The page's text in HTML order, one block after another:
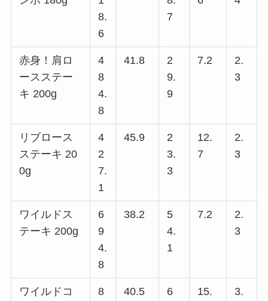
8.
6
7
赤身！肩ロ
ースステー
キ 200g
4
8
4.
8
41.8
2
9.
9
7.2
2.
3
リブロース
ステーキ 20
0g
4
2
7.
1
45.9
2
3.
3
12.
7
2.
3
ワイルドス
テーキ 200g
6
9
4.
8
38.2
5
4.
1
7.2
2.
3
ワイルドコ
8
40.5
6
15.
3.